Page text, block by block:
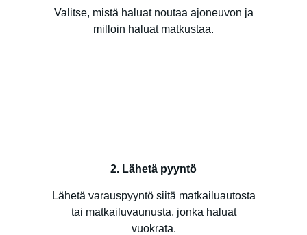
Valitse, mistä haluat noutaa ajoneuvon ja
milloin haluat matkustaa.
2. Lähetä pyyntö
Lähetä varauspyyntö siitä matkailuautosta
tai matkailuvaunusta, jonka haluat
vuokrata.